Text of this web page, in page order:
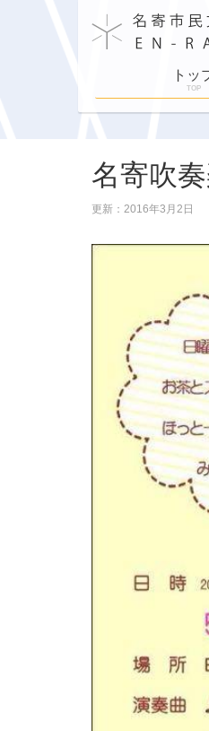
トッ
TOP
名寄吹
更新：2016年3月2日